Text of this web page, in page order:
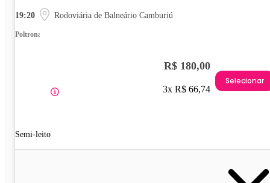
19:20 Rodoviária de Balneário Camburiú
Poltrona
Semi-leito
R$ 180,00
3x R$ 66,74
Selecionar